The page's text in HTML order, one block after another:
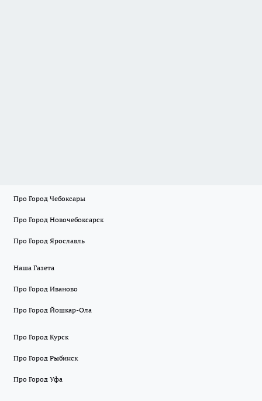
Про Город Чебоксары
Про Город Новочебоксарск
Про Город Ярославль
Наша Газета
Про Город Иваново
Про Город Йошкар-Ола
Про Город Курск
Про Город Рыбинск
Про Город Уфа